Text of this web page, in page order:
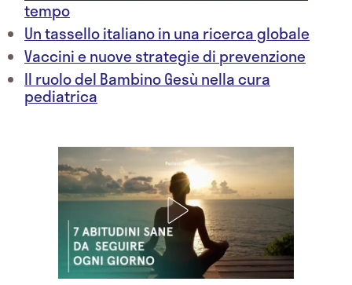
tempo
Un tassello italiano in una ricerca globale
Vaccini e nuove strategie di prevenzione
Il ruolo del Bambino Gesù nella cura
pediatrica